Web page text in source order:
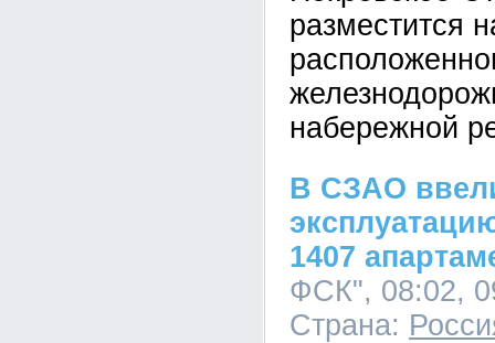
разместится
набережной
В СЗАО
1407
ФСК", 08:02,
Страна: